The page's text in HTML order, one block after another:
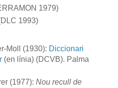
1979)
1993)
Moll (1930): Diccionari
(en línia) (DCVB). Palma
(1977): Nou recull de